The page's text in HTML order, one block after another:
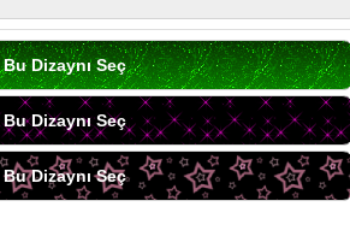
Bu Dizaynı Seç
Bu Dizaynı Seç
Bu Dizaynı Seç